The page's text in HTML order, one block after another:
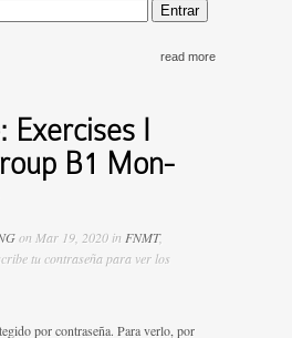
read more
I
B1 Mon-
on Mar 19, 2020 in FNMT,
tu contraseña para ver los
por contraseña. Para verlo, por